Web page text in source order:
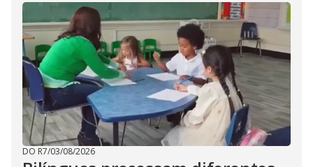
DO R7/03/08/2026